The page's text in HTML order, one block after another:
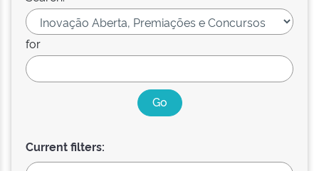
for
Current filters: